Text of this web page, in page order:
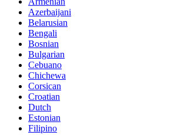
Azerbaijani
Belarusian
Bengali
Bosnian
Bulgarian
Cebuano
Chichewa
Corsican
Croatian
Dutch
Estonian
Filipino